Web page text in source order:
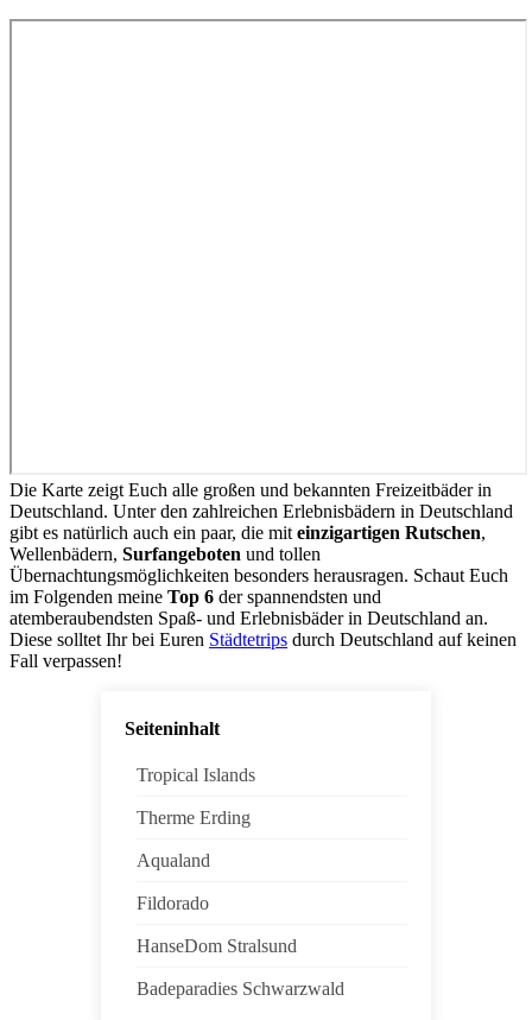
Die Karte zeigt Euch alle großen und bekannten Freizeitbäder in
Deutschland. Unter den zahlreichen Erlebnisbädern in Deutschland
gibt es natürlich auch ein paar, die mit einzigartigen Rutschen,
Wellenbädern, Surfangeboten und tollen
Übernachtungsmöglichkeiten besonders herausragen. Schaut Euch
im Folgenden meine Top 6 der spannendsten und
atemberaubendsten Spaß- und Erlebnisbäder in Deutschland an.
Diese solltet Ihr bei Euren Städtetrips durch Deutschland auf keinen
Fall verpassen!
Seiteninhalt
Tropical Islands
Therme Erding
Aqualand
Fildorado
HanseDom Stralsund
Badeparadies Schwarzwald